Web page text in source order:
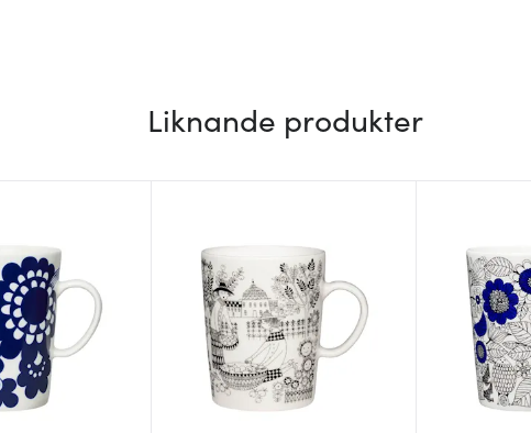
Liknande produkter